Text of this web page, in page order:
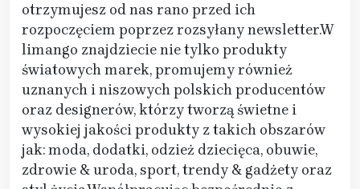
otrzymujesz od nas rano przed ich
rozpoczęciem poprzez rozsyłany newsletter.W
limango znajdziecie nie tylko produkty
światowych marek, promujemy również
uznanych i niszowych polskich producentów
oraz designerów, którzy tworzą świetne i
wysokiej jakości produkty z takich obszarów
jak: moda, dodatki, odzież dziecięca, obuwie,
zdrowie & uroda, sport, trendy & gadżety oraz